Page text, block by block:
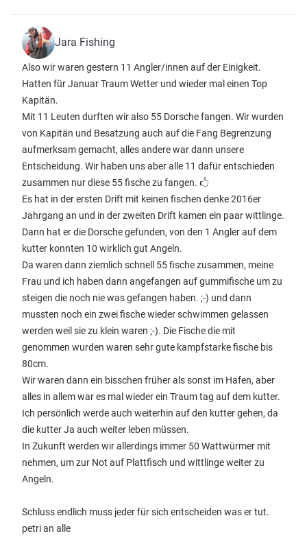
Jara Fishing
Also wir waren gestern 11 Angler/innen auf der Einigkeit.
Hatten für Januar Traum Wetter und wieder mal einen Top
Kapitän.
Mit 11 Leuten durften wir also 55 Dorsche fangen. Wir wurden
von Kapitän und Besatzung auch auf die Fang Begrenzung
aufmerksam gemacht, alles andere war dann unsere
Entscheidung. Wir haben uns aber alle 11 dafür entschieden
zusammen nur diese 55 fische zu fangen. 🖒
Es hat in der ersten Drift mit keinen fischen denke 2016er
Jahrgang an und in der zweiten Drift kamen ein paar wittlinge.
Dann hat er die Dorsche gefunden, von den 1 Angler auf dem
kutter konnten 10 wirklich gut Angeln.
Da waren dann ziemlich schnell 55 fische zusammen, meine
Frau und ich haben dann angefangen auf gummifische um zu
steigen die noch nie was gefangen haben. ;-) und dann
mussten noch ein zwei fische wieder schwimmen gelassen
werden weil sie zu klein waren ;-). Die Fische die mit
genommen wurden waren sehr gute kampfstarke fische bis
80cm.
Wir waren dann ein bisschen früher als sonst im Hafen, aber
alles in allem war es mal wieder ein Traum tag auf dem kutter.
Ich persönlich werde auch weiterhin auf den kutter gehen, da
die kutter Ja auch weiter leben müssen.
In Zukunft werden wir allerdings immer 50 Wattwürmer mit
nehmen, um zur Not auf Plattfisch und wittlinge weiter zu
Angeln.
Schluss endlich muss jeder für sich entscheiden was er tut.
petri an alle